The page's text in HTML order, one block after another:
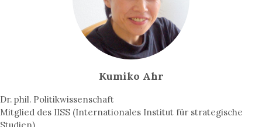
Kumiko Ahr
Dr. phil. Politikwissenschaft
Mitglied des IISS (Internationales Institut für strategische